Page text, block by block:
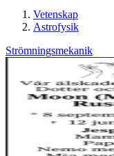
Vetenskap
Astrofysik
Strömningsmekanik